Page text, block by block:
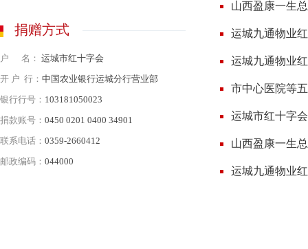
捐赠方式
户 名： 运城市红十字会
开 户 行： 中国农业银行运城分行营业部
银行行号： 103181050023
捐款账号： 0450 0201 0400 34901
联系电话： 0359-2660412
邮政编码： 044000
山西盈康一生
运城九通物业
运城九通物业
市中心医院等
运城市红十字
山西盈康一生
运城九通物业